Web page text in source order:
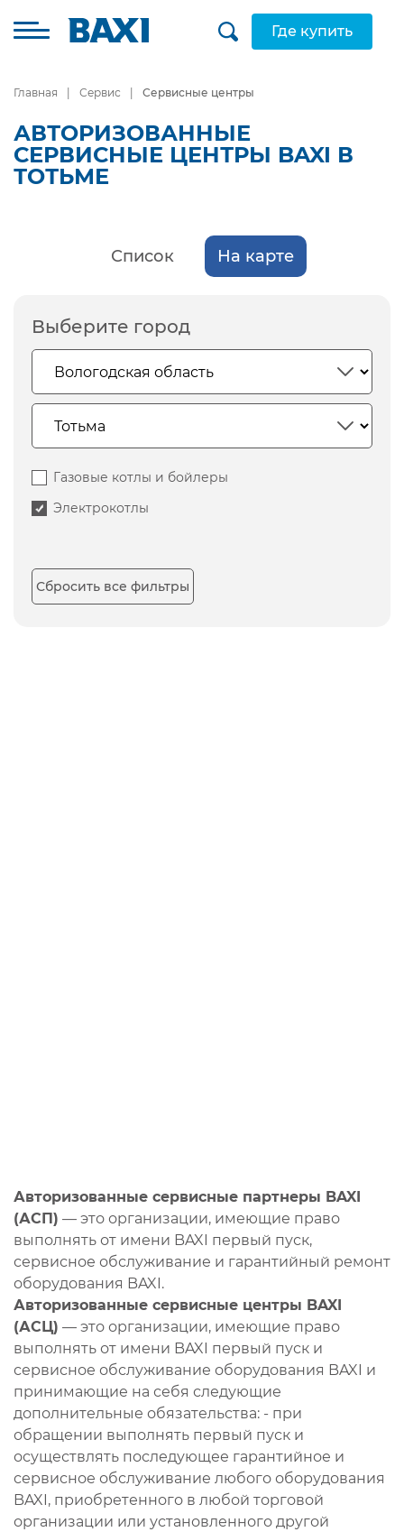
Где купить
Главная Сервис Сервисные центры
АВТОРИЗОВАННЫЕ
СЕРВИСНЫЕ ЦЕНТРЫ BAXI В
ТОТЬМЕ
Список На карте
Выберите город
Газовые котлы и бойлеры
Электрокотлы
Сбросить все фильтры
Авторизованные сервисные партнеры BAXI
(АСП) — это организации, имеющие право
выполнять от имени BAXI первый пуск,
сервисное обслуживание и гарантийный ремонт
оборудования BAXI.
Авторизованные сервисные центры BAXI
(АСЦ) — это организации, имеющие право
выполнять от имени BAXI первый пуск и
сервисное обслуживание оборудования BAXI и
принимающие на себя следующие
дополнительные обязательства: - при
обращении выполнять первый пуск и
осуществлять последующее гарантийное и
сервисное обслуживание любого оборудования
BAXI, приобретенного в любой торговой
организации или установленного другой